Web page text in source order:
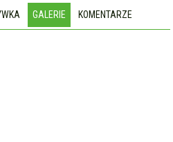
GALERIE KOMENTARZE